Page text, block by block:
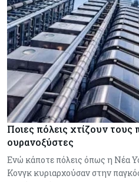
Ποιες πόλεις χτίζουν τους
ουρανοξύστες
Ενώ κάποτε πόλεις όπως η Νέα
Κονγκ κυριαρχούσαν στην